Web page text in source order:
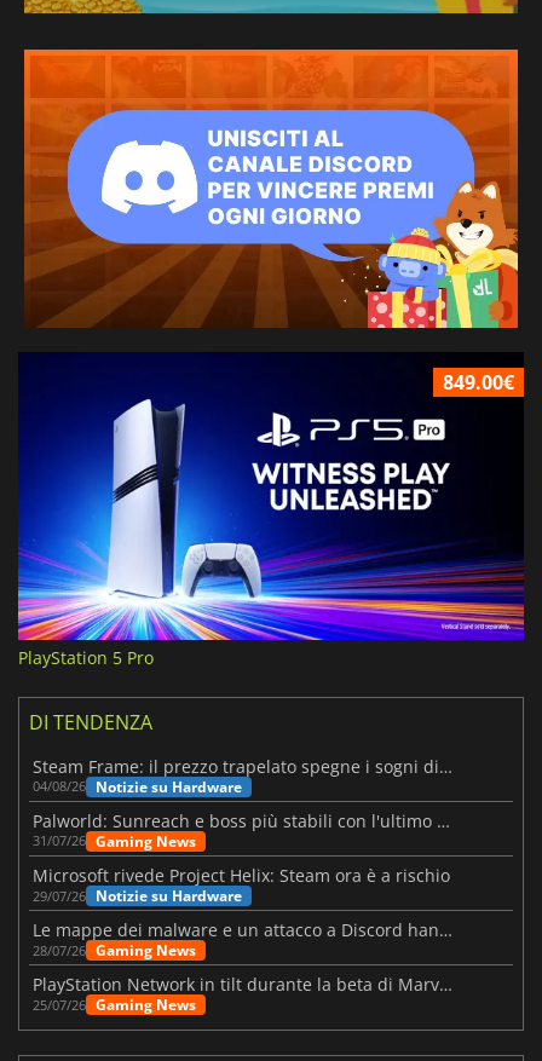
849.00€
PlayStation 5 Pro
DI TENDENZA
Steam Frame: il prezzo trapelato spegne i sogni di un VR economico
04/08/26 Notizie su Hardware
Palworld: Sunreach e boss più stabili con l'ultimo update
31/07/26 Gaming News
Microsoft rivede Project Helix: Steam ora è a rischio
29/07/26 Notizie su Hardware
Le mappe dei malware e un attacco a Discord hanno colpito Meccha Chameleon
28/07/26 Gaming News
PlayStation Network in tilt durante la beta di Marvel Tōkon
25/07/26 Gaming News